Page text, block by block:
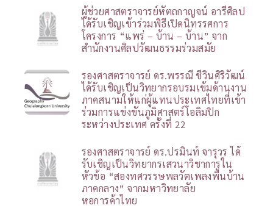
ผู้ช่วยศาสตราจารย์หัตถกาญจน์ อารีศิลป
ได้รับเชิญเข้าร่วมพิธีเปิดนิทรรศการ
โครงการ “แพร่ – บ้าน – บ้าน” จาก
สำนักงานศิลปวัฒนธรรมร่วมสมัย
รองศาสตราจารย์ ดร.พรรณี ชีวินศิริวัฒน์
ได้รับเชิญเป็นวิทยากรอบรมเข้มด้านงาน
ภาคสนามให้แก่ผู้แทนประเทศไทยที่เข้า
ร่วมการแข่งขันภูมิศาสตร์โอลิมปิก
ระหว่างประเทศ ครั้งที่ 22
รองศาสตราจารย์ ดร.ปรมินท์ จารุวร ได้
รับเชิญเป็นวิทยากรเสวนาวิชาการใน
หัวข้อ “สองทศวรรษพลวัตเพลงพื้นบ้าน
ภาคกลาง” จากมหาวิทยาลัย
หอการค้าไทย